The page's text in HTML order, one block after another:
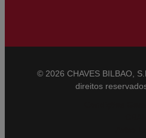
© 2026 CHAVES BILBAO,
direitos